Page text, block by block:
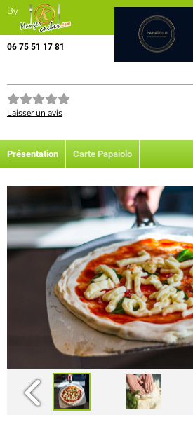
By
06 75 51 17 81
Laisser un avis
Présentation Carte Papaiolo